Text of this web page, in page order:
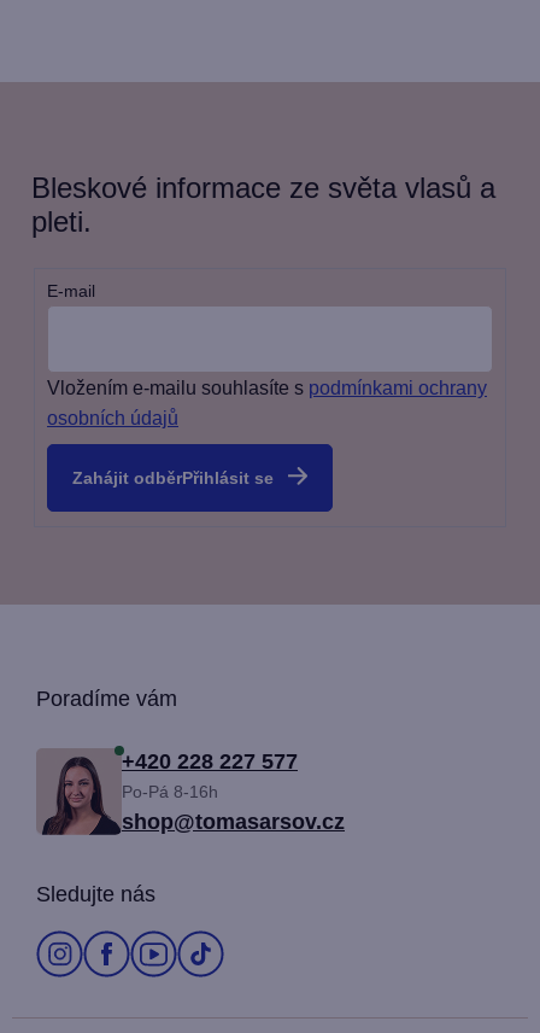
Bleskové informace ze světa vlasů a
pleti.
E-mail
Vložením e-mailu souhlasíte s podmínkami ochrany
osobních údajů
Přihlásit se
Poradíme vám
+420 228 227 577
Po-Pá 8-16h
shop@tomasarsov.cz
Sledujte nás